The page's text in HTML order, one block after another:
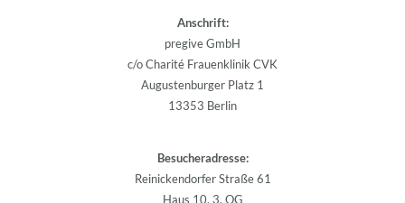
Anschrift:
pregive GmbH
c/o Charité Frauenklinik CVK
Augustenburger Platz 1
13353 Berlin
Besucheradresse:
Reinickendorfer Straße 61
Haus 10, 3. OG